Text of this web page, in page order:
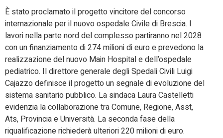
È stato proclamato il progetto vincitore del concorso
internazionale per il nuovo ospedale Civile di Brescia. I
lavori nella parte nord del complesso partiranno nel 2028
con un finanziamento di 274 milioni di euro e prevedono la
realizzazione del nuovo Main Hospital e dell’ospedale
pediatrico. Il direttore generale degli Spedali Civili Luigi
Cajazzo definisce il progetto un segnale di evoluzione del
sistema sanitario pubblico. La sindaca Laura Castelletti
evidenzia la collaborazione tra Comune, Regione, Asst,
Ats, Provincia e Università. La seconda fase della
riqualificazione richiederà ulteriori 220 milioni di euro.